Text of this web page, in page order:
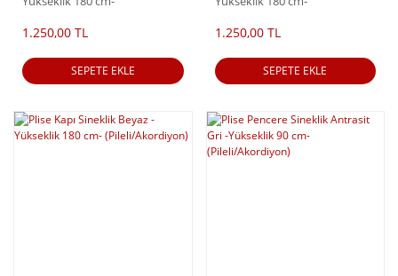
1.250,00 TL
SEPETE EKLE
1.250,00 TL
SEPETE EKLE